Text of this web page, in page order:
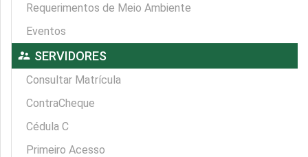
Requerimentos de Meio Ambiente
Eventos
supervisor_account SERVIDORES
Consultar Matrícula
ContraCheque
Cédula C
Primeiro Acesso